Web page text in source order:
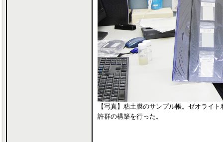
【写真】粘土膜のサンプル帳。ゼオライ
許群の構築を行った。